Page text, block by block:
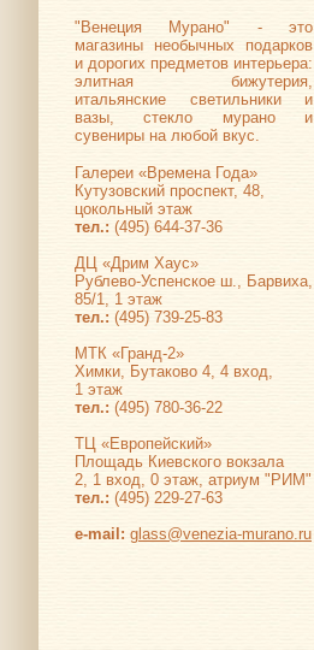
"Венеция Мурано" - это
магазины необычных подарков
и дорогих предметов интерьера:
элитная бижутерия,
итальянские светильники и
вазы, стекло мурано и
сувениры на любой вкус.
Галереи «Времена Года»
Кутузовский проспект, 48,
цокольный этаж
тел.: (495) 644-37-36
ДЦ «Дрим Хаус»
Рублево-Успенское ш., Барвиха,
85/1, 1 этаж
тел.: (495) 739-25-83
МТК «Гранд-2»
Химки, Бутаково 4, 4 вход,
1 этаж
тел.: (495) 780-36-22
ТЦ «Европейский»
Площадь Киевского вокзала
2, 1 вход, 0 этаж, атриум "РИМ"
тел.: (495) 229-27-63
е-mail: glass@venezia-murano.ru